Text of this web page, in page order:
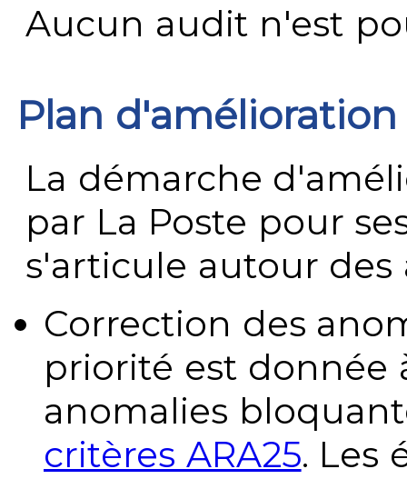
Aucun audit n'est
Plan
La démarche
par La Poste pour
s'articule autour des
Correction des
priorité est donnée
anomalies
critères ARA25. Les